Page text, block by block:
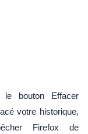
bouton Effacer
votre historique,
Firefox de